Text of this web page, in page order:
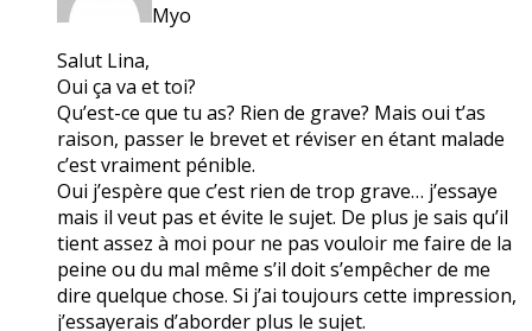
Myo
Salut Lina,
Oui ça va et toi?
Qu’est-ce que tu as? Rien de grave? Mais oui t’as
raison, passer le brevet et réviser en étant malade
c’est vraiment pénible.
Oui j’espère que c’est rien de trop grave… j’essaye
mais il veut pas et évite le sujet. De plus je sais qu’il
tient assez à moi pour ne pas vouloir me faire de la
peine ou du mal même s’il doit s’empêcher de me
dire quelque chose. Si j’ai toujours cette impression,
j’essayerais d’aborder plus le sujet.